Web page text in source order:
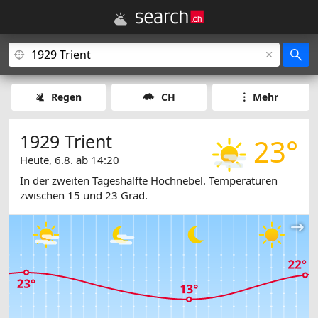
Regen CH Mehr
23°
1929 Trient
Heute, 6.8. ab 14:20
In der zweiten Tageshälfte Hochnebel. Temperaturen
zwischen 15 und 23 Grad.